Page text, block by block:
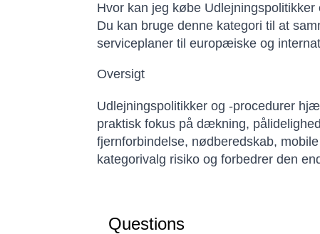
Hvor kan jeg købe Udlejningspolitikker
Du kan bruge denne kategori til at
serviceplaner til europæiske og
Oversigt
Udlejningspolitikker og -procedurer
praktisk fokus på dækning,
fjernforbindelse, nødberedskab,
kategorivalg risiko og forbedrer den
Questions